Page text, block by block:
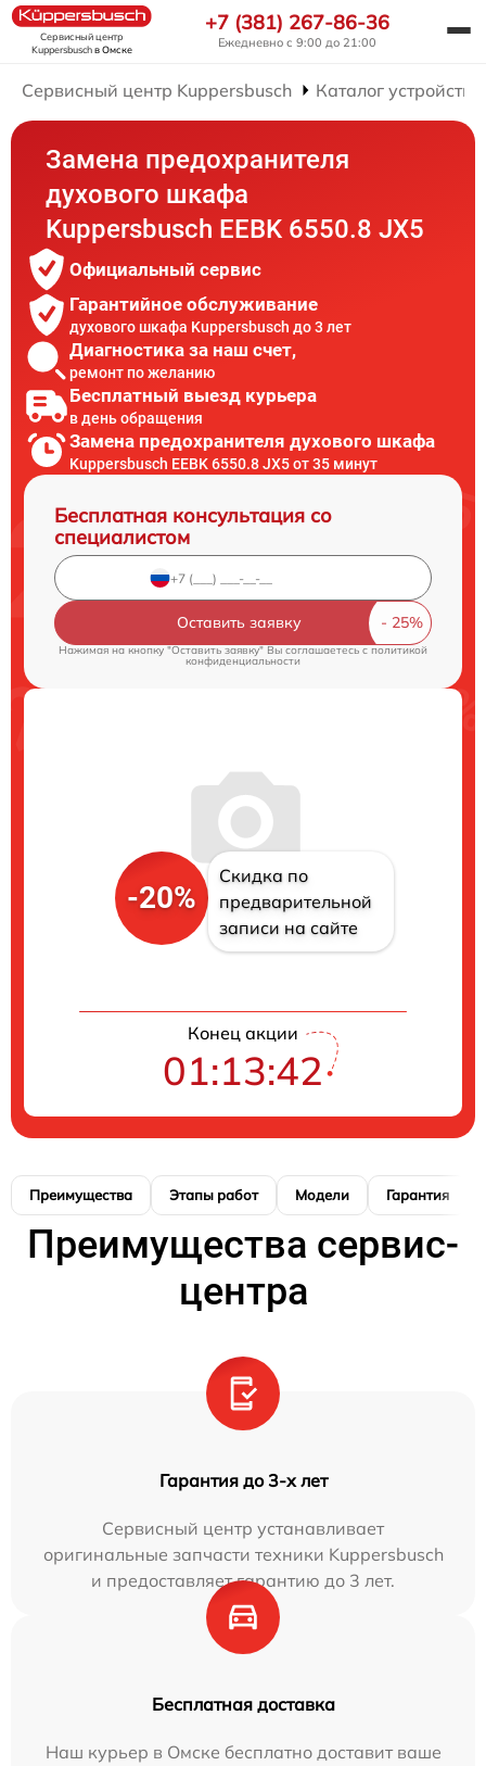
Сервисный центр
Kuppersbuschв Омске
+7 (381) 267-86-36
Ежедневно с 9:00 до 21:00
Сервисный центр Kuppersbusch Каталог устройств
Замена предохранителя
духового шкафа
Kuppersbusch EEBK 6550.8 JX5
Официальный сервис
Гарантийное обслуживание
духового шкафа Kuppersbusch до 3 лет
Диагностика за наш счет,
ремонт по желанию
Бесплатный выезд курьера
в день обращения
Замена предохранителя духового шкафа
Kuppersbusch EEBK 6550.8 JX5 от 35 минут
Бесплатная консультация со
специалистом
Оставить заявку
Нажимая на кнопку "Оставить заявку" Вы соглашаетесь c политикой
конфиденциальности
-20%
Скидка по
предварительной
записи на сайте
Конец акции
01:13:41
Преимущества Этапы работ Модели Гарантия
Преимущества сервис-
центра
Гарантия до 3-х лет
Сервисный центр устанавливает
оригинальные запчасти техники Kuppersbusch
и предоставляет гарантию до 3 лет.
Бесплатная доставка
Наш курьер в Омске бесплатно доставит ваше